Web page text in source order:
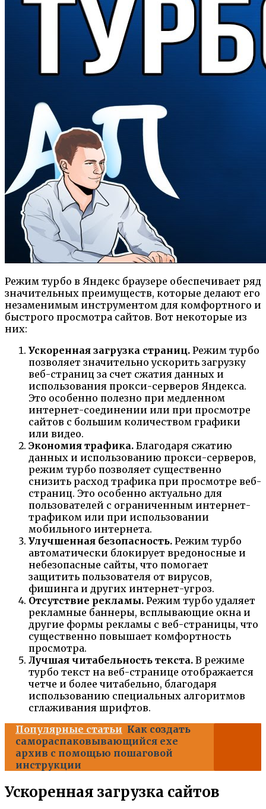
Режим турбо в Яндекс браузере обеспечивает ряд
значительных преимуществ, которые делают его
незаменимым инструментом для комфортного и
быстрого просмотра сайтов. Вот некоторые из
них:
Ускоренная загрузка страниц. Режим турбо
позволяет значительно ускорить загрузку
веб-страниц за счет сжатия данных и
использования прокси-серверов Яндекса.
Это особенно полезно при медленном
интернет-соединении или при просмотре
сайтов с большим количеством графики
или видео.
Экономия трафика. Благодаря сжатию
данных и использованию прокси-серверов,
режим турбо позволяет существенно
снизить расход трафика при просмотре веб-
страниц. Это особенно актуально для
пользователей с ограниченным интернет-
трафиком или при использовании
мобильного интернета.
Улучшенная безопасность. Режим турбо
автоматически блокирует вредоносные и
небезопасные сайты, что помогает
защитить пользователя от вирусов,
фишинга и других интернет-угроз.
Отсутствие рекламы. Режим турбо удаляет
рекламные баннеры, всплывающие окна и
другие формы рекламы с веб-страницы, что
существенно повышает комфортность
просмотра.
Лучшая читабельность текста. В режиме
турбо текст на веб-странице отображается
четче и более читабельно, благодаря
использованию специальных алгоритмов
сглаживания шрифтов.
Популярные статьи Как создать
самораспаковывающийся exe
архив с помощью пошаговой
инструкции
Ускоренная загрузка сайтов